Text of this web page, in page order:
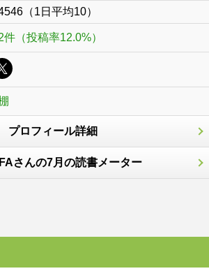
（1日平均10）
件（投稿率12.0%）
プロフィール詳細
さんの7月の読書メーター